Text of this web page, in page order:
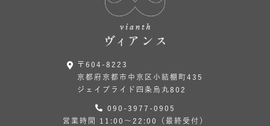
〒604-8223
京都府京都市中京区小結棚町435
ジェイプライド四条烏丸802
090-3977-0905
営業時間 11:00〜22:00（最終受付）